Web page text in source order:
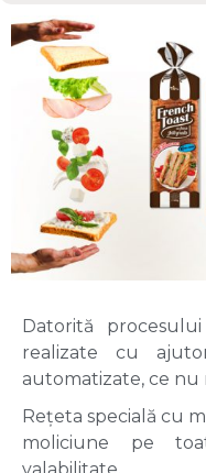
Datorită
realizate cu
automatizate, ce nu
Rețeta specială cu
moliciune pe